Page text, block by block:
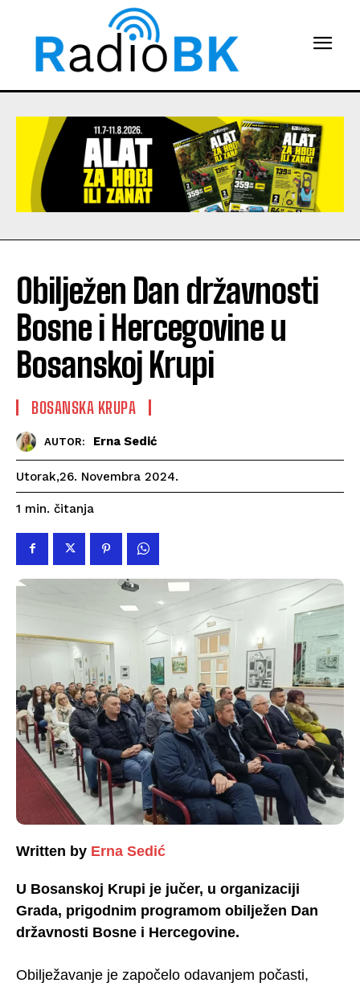
Obilježen Dan državnosti
Bosne i Hercegovine u
Bosanskoj Krupi
BOSANSKA KRUPA
AUTOR: Erna Sedić
Utorak,26. Novembra 2024.
1 min. čitanja
Written by Erna Sedić
U Bosanskoj Krupi je jučer, u organizaciji
Grada, prigodnim programom obilježen Dan
državnosti Bosne i Hercegovine.
Obilježavanje je započelo odavanjem počasti,